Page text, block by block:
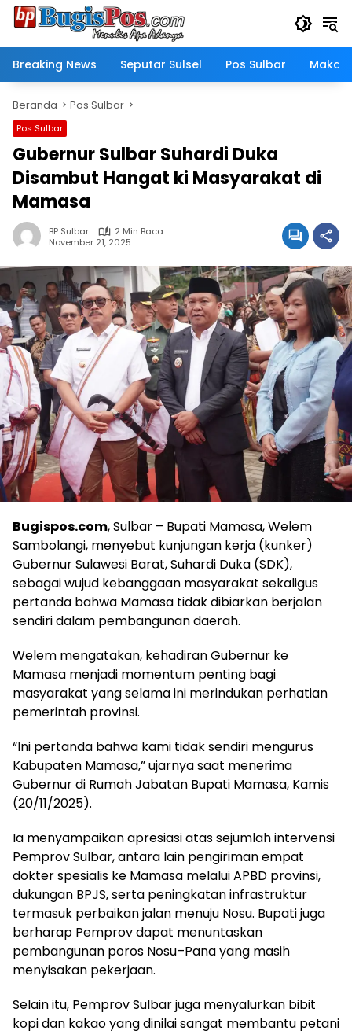
Langsung
Breaking News
Seputar Sulsel Pos Sulbar
Beranda Pos Sulbar
Pos Sulbar
Gubernur Sulbar Suhardi Duka
Disambut Hangat ki Masyarakat di
Mamasa
BP Sulbar
2 Min Baca
November 21, 2025
Bugispos.com, Sulbar – Bupati Mamasa, Welem
Sambolangi, menyebut kunjungan kerja (kunker)
Gubernur Sulawesi Barat, Suhardi Duka (SDK),
sebagai wujud kebanggaan masyarakat sekaligus
pertanda bahwa Mamasa tidak dibiarkan berjalan
sendiri dalam pembangunan daerah.
Welem mengatakan, kehadiran Gubernur ke
Mamasa menjadi momentum penting bagi
masyarakat yang selama ini merindukan perhatian
pemerintah provinsi.
“Ini pertanda bahwa kami tidak sendiri mengurus
Kabupaten Mamasa,” ujarnya saat menerima
Gubernur di Rumah Jabatan Bupati Mamasa, Kamis
(20/11/2025).
Ia menyampaikan apresiasi atas sejumlah intervensi
Pemprov Sulbar, antara lain pengiriman empat
dokter spesialis ke Mamasa melalui APBD provinsi,
dukungan BPJS, serta peningkatan infrastruktur
termasuk perbaikan jalan menuju Nosu. Bupati juga
berharap Pemprov dapat menuntaskan
pembangunan poros Nosu–Pana yang masih
menyisakan pekerjaan.
Selain itu, Pemprov Sulbar juga menyalurkan bibit
kopi dan kakao yang dinilai sangat membantu petani